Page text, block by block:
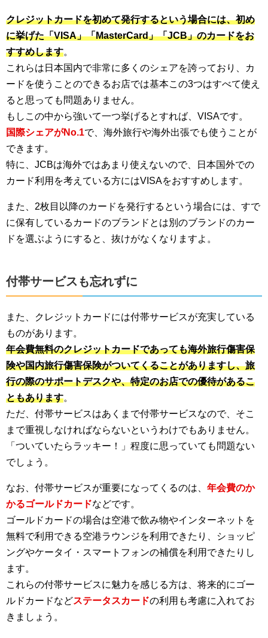
クレジットカードを初めて発行するという場合には、初め
に挙げた「VISA」「MasterCard」「JCB」のカードをお
すすめします。
これらは日本国内で非常に多くのシェアを誇っており、カ
ードを使うことのできるお店では基本この3つはすべて使え
ると思っても問題ありません。
もしこの中から強いて一つ挙げるとすれば、VISAです。
国際シェアがNo.1で、海外旅行や海外出張でも使うことが
できます。
特に、JCBは海外ではあまり使えないので、日本国外での
カード利用を考えている方にはVISAをおすすめします。
また、2枚目以降のカードを発行するという場合には、すで
に保有しているカードのブランドとは別のブランドのカー
ドを選ぶようにすると、抜けがなくなりますよ。
付帯サービスも忘れずに
また、クレジットカードには付帯サービスが充実している
ものがあります。
年会費無料のクレジットカードであっても海外旅行傷害保
険や国内旅行傷害保険がついてくることがありますし、旅
行の際のサポートデスクや、特定のお店での優待があるこ
ともあります。
ただ、付帯サービスはあくまで付帯サービスなので、そこ
まで重視しなければならないというわけでもありません。
「ついていたらラッキー！」程度に思っていても問題ない
でしょう。
なお、付帯サービスが重要になってくるのは、 年会費のか
かるゴールドカードなどです。
ゴールドカードの場合は空港で飲み物やインターネットを
無料で利用できる空港ラウンジを利用できたり、ショッピ
ングやケータイ・スマートフォンの補償を利用できたりし
ます。
これらの付帯サービスに魅力を感じる方は、将来的にゴー
ルドカードなどステータスカードの利用も考慮に入れてお
きましょう。